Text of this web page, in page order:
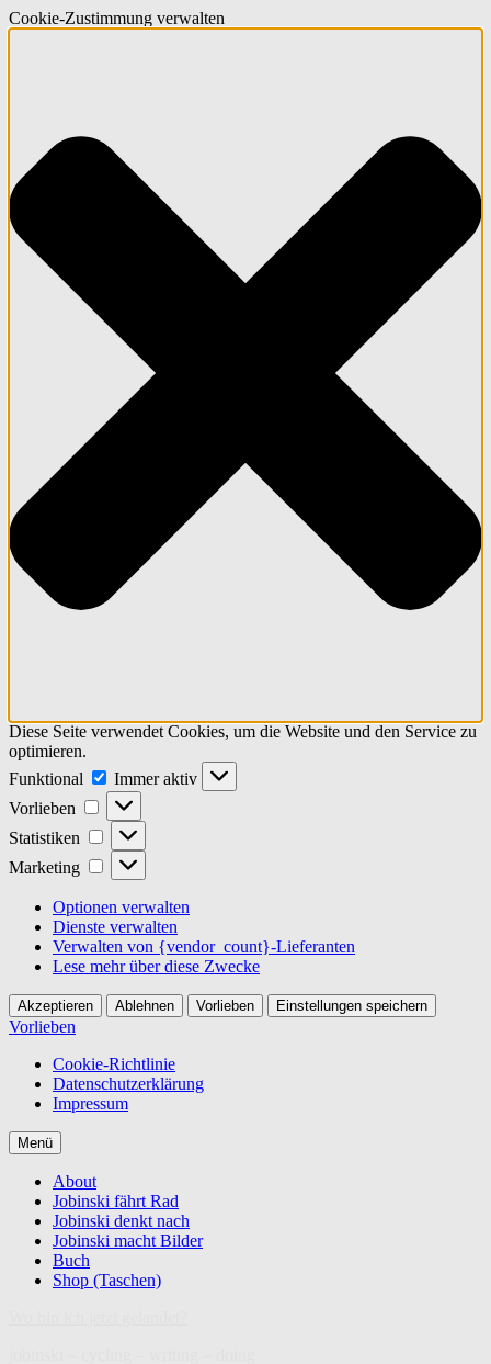
Cookie-Zustimmung verwalten
Diese Seite verwendet Cookies, um die Website und den Service zu
optimieren.
Funktional
Funktional
Immer aktiv
Vorlieben
Vorlieben
Statistiken Statistiken
Marketing Marketing
Optionen verwalten
Dienste verwalten
Verwalten von {vendor_count}-Lieferanten
Lese mehr über diese Zwecke
Akzeptieren Ablehnen Vorlieben Einstellungen speichern
Vorlieben
Cookie-Richtlinie
Datenschutzerklärung
Impressum
Zum
Inhalt
springen
Menü
About
Jobinski fährt Rad
Jobinski denkt nach
Jobinski macht Bilder
Buch
Shop (Taschen)